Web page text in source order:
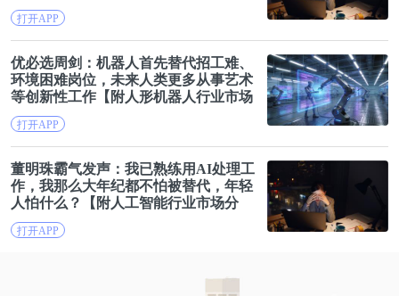
打开APP
优必选周剑：机器人首先替代招工难、
环境困难岗位，未来人类更多从事艺术
等创新性工作 【附人形机器人行业市场
分析】
打开APP
董明珠霸气发声：我已熟练用AI处理工
作 ，我那么大年纪都不怕被替代，年轻
人怕什么？【附人工智能行业市场分
析】
打开APP